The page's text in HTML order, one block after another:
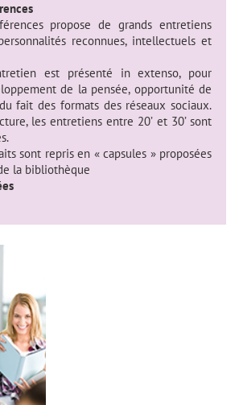
propose de grands entretiens
reconnues, intellectuels et
est présenté in extenso, pour
de la pensée, opportunité de
fait des formats des réseaux sociaux.
les entretiens entre 20’ et 30’ sont
sont repris en « capsules » proposées
la bibliothèque